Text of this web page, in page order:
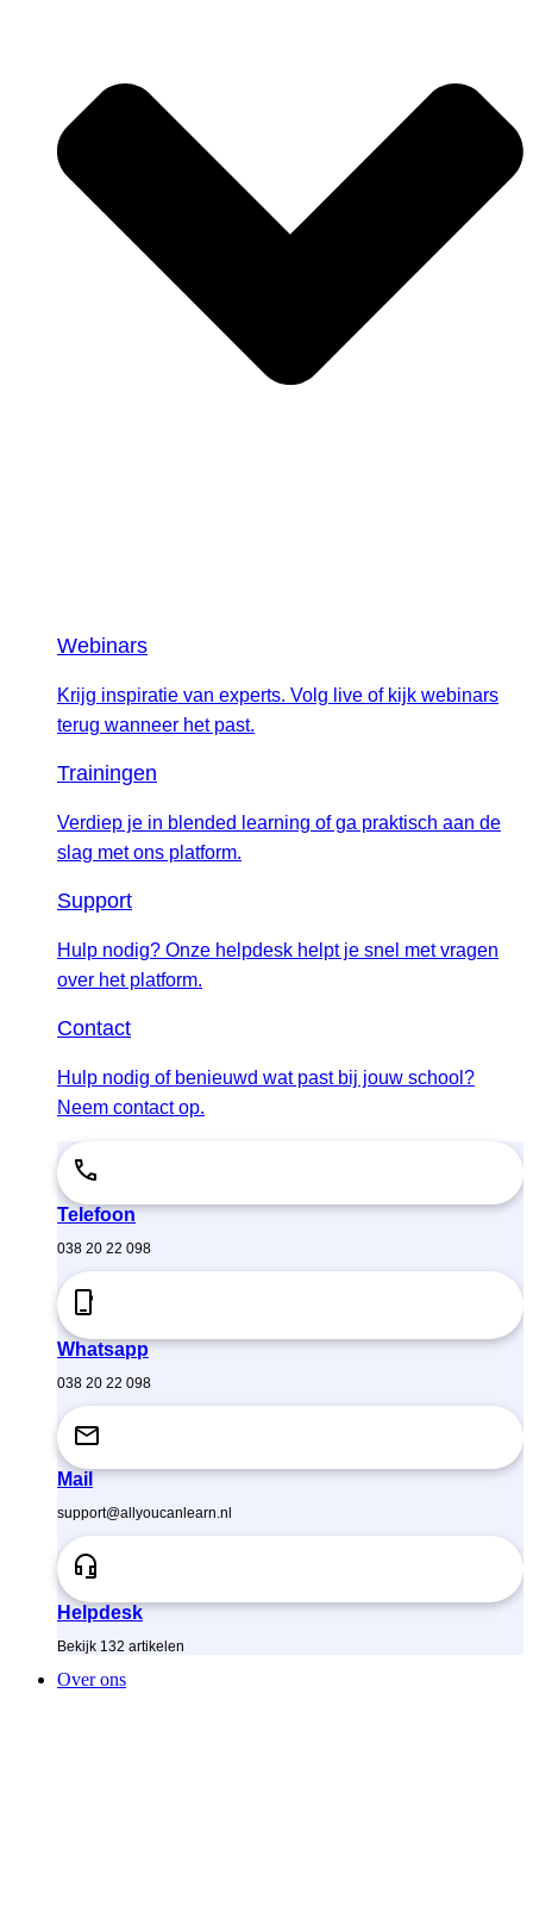
Webinars
Krijg inspiratie van experts. Volg live of kijk webinars
terug wanneer het past.
Trainingen
Verdiep je in blended learning of ga praktisch aan de
slag met ons platform.
Support
Hulp nodig? Onze helpdesk helpt je snel met vragen
over het platform.
Contact
Hulp nodig of benieuwd wat past bij jouw school?
Neem contact op.
Telefoon
038 20 22 098
Whatsapp
038 20 22 098
Mail
support@allyoucanlearn.nl
Helpdesk
Bekijk 132 artikelen
Over ons